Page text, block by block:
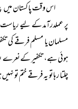
اس وقت پاکستان میں
پر عملدرآمد کے لیے
مسلمان یا مسلم فرقے کی
ہوئی ہے، تکفیر کے نعرے
چلتا رہا تو یہ فرقے ختم